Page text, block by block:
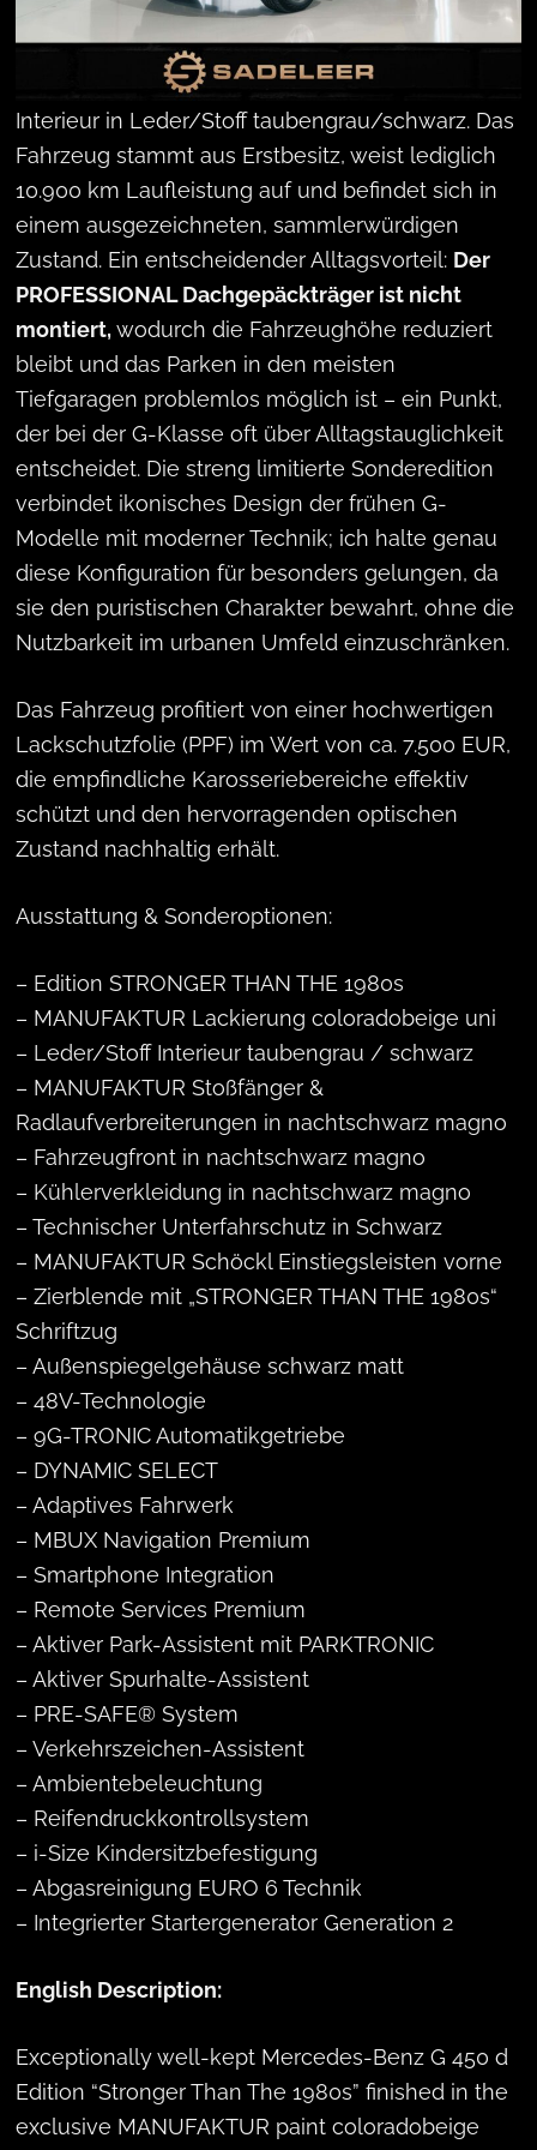
Sehr gepflegter Mercedes-Benz G 450 d Edition
„Stronger Than The 1980s“ in der exklusiven
MANUFAKTUR-Lackierung coloradobeige uni mit
Interieur in Leder/Stoff taubengrau/schwarz. Das
Fahrzeug stammt aus Erstbesitz, weist lediglich
10.900 km Laufleistung auf und befindet sich in
einem ausgezeichneten, sammlerwürdigen
Zustand. Ein entscheidender Alltagsvorteil: Der
PROFESSIONAL Dachgepäckträger ist nicht
montiert,wodurch die Fahrzeughöhe reduziert
bleibt und das Parken in den meisten
Tiefgaragen problemlos möglich ist – ein Punkt,
der bei der G-Klasse oft über Alltagstauglichkeit
entscheidet. Die streng limitierte Sonderedition
verbindet ikonisches Design der frühen G-
Modelle mit moderner Technik; ich halte genau
diese Konfiguration für besonders gelungen, da
sie den puristischen Charakter bewahrt, ohne die
Nutzbarkeit im urbanen Umfeld einzuschränken.
Das Fahrzeug profitiert von einer hochwertigen
Lackschutzfolie (PPF) im Wert von ca. 7.500 EUR,
die empfindliche Karosseriebereiche effektiv
schützt und den hervorragenden optischen
Zustand nachhaltig erhält.
Ausstattung & Sonderoptionen:
– Edition STRONGER THAN THE 1980s
– MANUFAKTUR Lackierung coloradobeige uni
– Leder/Stoff Interieur taubengrau / schwarz
– MANUFAKTUR Stoßfänger &
Radlaufverbreiterungen in nachtschwarz magno
– Fahrzeugfront in nachtschwarz magno
– Kühlerverkleidung in nachtschwarz magno
– Technischer Unterfahrschutz in Schwarz
– MANUFAKTUR Schöckl Einstiegsleisten vorne
– Zierblende mit „STRONGER THAN THE 1980s“
Schriftzug
– Außenspiegelgehäuse schwarz matt
– 48V-Technologie
– 9G-TRONIC Automatikgetriebe
– DYNAMIC SELECT
– Adaptives Fahrwerk
– MBUX Navigation Premium
– Smartphone Integration
– Remote Services Premium
– Aktiver Park-Assistent mit PARKTRONIC
– Aktiver Spurhalte-Assistent
– PRE-SAFE® System
– Verkehrszeichen-Assistent
– Ambientebeleuchtung
– Reifendruckkontrollsystem
– i-Size Kindersitzbefestigung
– Abgasreinigung EURO 6 Technik
– Integrierter Startergenerator Generation 2
English Description:
Exceptionally well-kept Mercedes-Benz G 450 d
Edition “Stronger Than The 1980s” finished in the
exclusive MANUFAKTUR paint coloradobeige